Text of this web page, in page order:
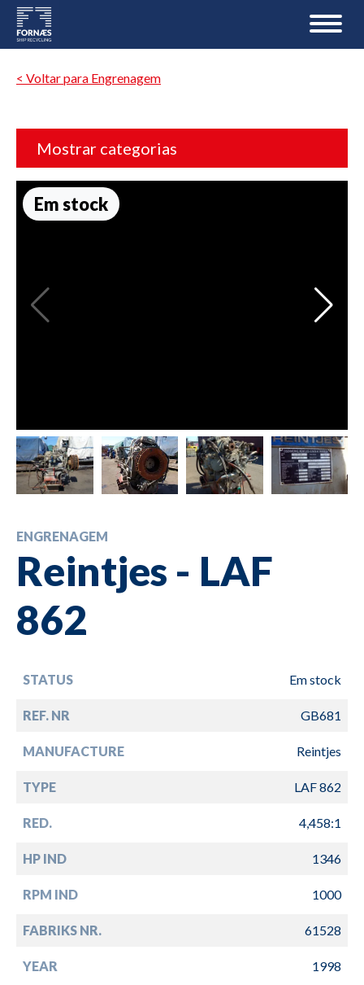
< Voltar para Engrenagem
Mostrar categorias
Em stock
ENGRENAGEM
Reintjes - LAF
862
STATUS Em stock
REF. NR GB681
MANUFACTURE Reintjes
TYPE LAF 862
RED. 4,458:1
HP IND 1346
RPM IND 1000
FABRIKS NR. 61528
YEAR 1998